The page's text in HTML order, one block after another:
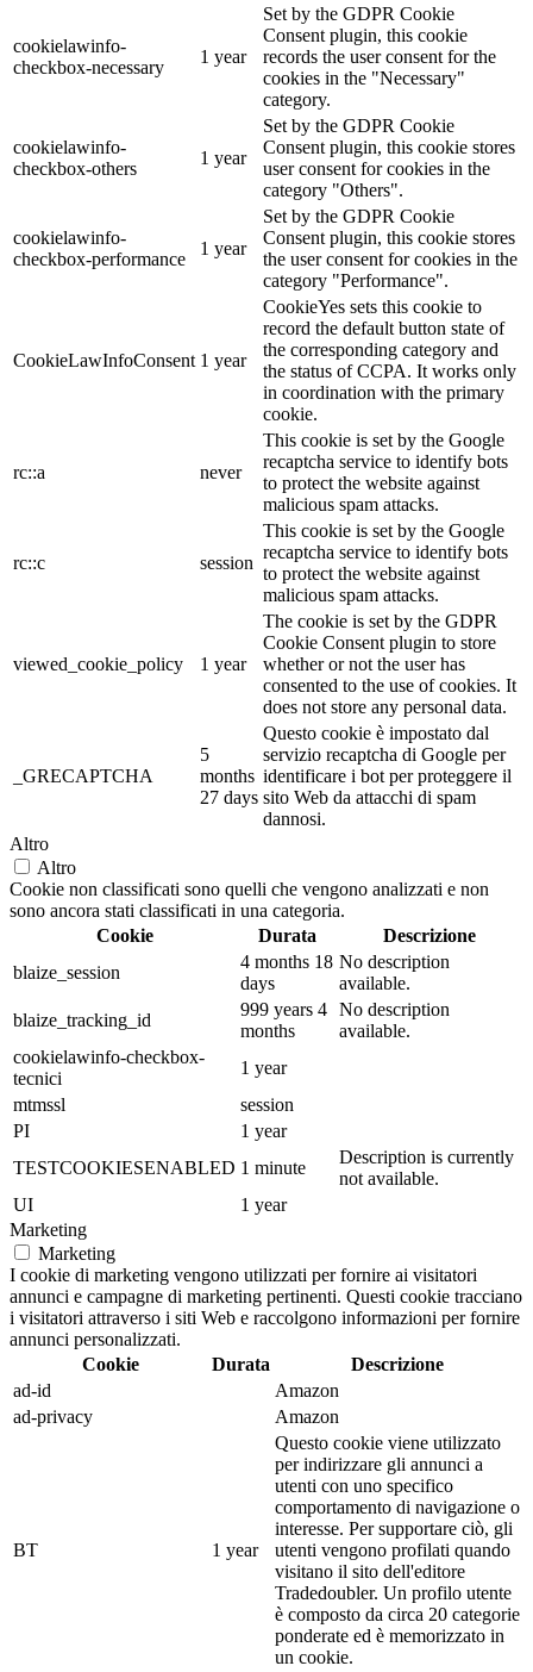
cookielawinfo-
checkbox-necessary
1 year
Set by the GDPR Cookie
Consent plugin, this cookie
records the user consent for the
cookies in the "Necessary"
category.
cookielawinfo-
checkbox-others
1 year
Set by the GDPR Cookie
Consent plugin, this cookie stores
user consent for cookies in the
category "Others".
cookielawinfo-
checkbox-performance
1 year
Set by the GDPR Cookie
Consent plugin, this cookie stores
the user consent for cookies in the
category "Performance".
CookieLawInfoConsent 1 year
CookieYes sets this cookie to
record the default button state of
the corresponding category and
the status of CCPA. It works only
in coordination with the primary
cookie.
rc::a never
This cookie is set by the Google
recaptcha service to identify bots
to protect the website against
malicious spam attacks.
rc::c session
This cookie is set by the Google
recaptcha service to identify bots
to protect the website against
malicious spam attacks.
viewed_cookie_policy 1 year
The cookie is set by the GDPR
Cookie Consent plugin to store
whether or not the user has
consented to the use of cookies. It
does not store any personal data.
_GRECAPTCHA
5
months
27 days
Questo cookie è impostato dal
servizio recaptcha di Google per
identificare i bot per proteggere il
sito Web da attacchi di spam
dannosi.
Altro
Altro
Cookie non classificati sono quelli che vengono analizzati e non
sono ancora stati classificati in una categoria.
Cookie
Durata
Descrizione
blaize_session
4 months 18
days
No description
available.
blaize_tracking_id
999 years 4
months
No description
available.
cookielawinfo-checkbox-
tecnici
1 year
mtmssl
session
PI
1 year
TESTCOOKIESENABLED 1 minute
Description is currently
not available.
UI
1 year
Marketing
Marketing
I cookie di marketing vengono utilizzati per fornire ai visitatori
annunci e campagne di marketing pertinenti. Questi cookie tracciano
i visitatori attraverso i siti Web e raccolgono informazioni per fornire
annunci personalizzati.
Cookie
Durata
Descrizione
ad-id
Amazon
ad-privacy
Amazon
BT 1 year
Questo cookie viene utilizzato
per indirizzare gli annunci a
utenti con uno specifico
comportamento di navigazione o
interesse. Per supportare ciò, gli
utenti vengono profilati quando
visitano il sito dell'editore
Tradedoubler. Un profilo utente
è composto da circa 20 categorie
ponderate ed è memorizzato in
un cookie.